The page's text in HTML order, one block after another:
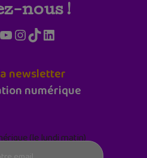
nous !
YouTube
Instagram
TikTokLinkedIn
newsletter
numérique
(le lundi matin)